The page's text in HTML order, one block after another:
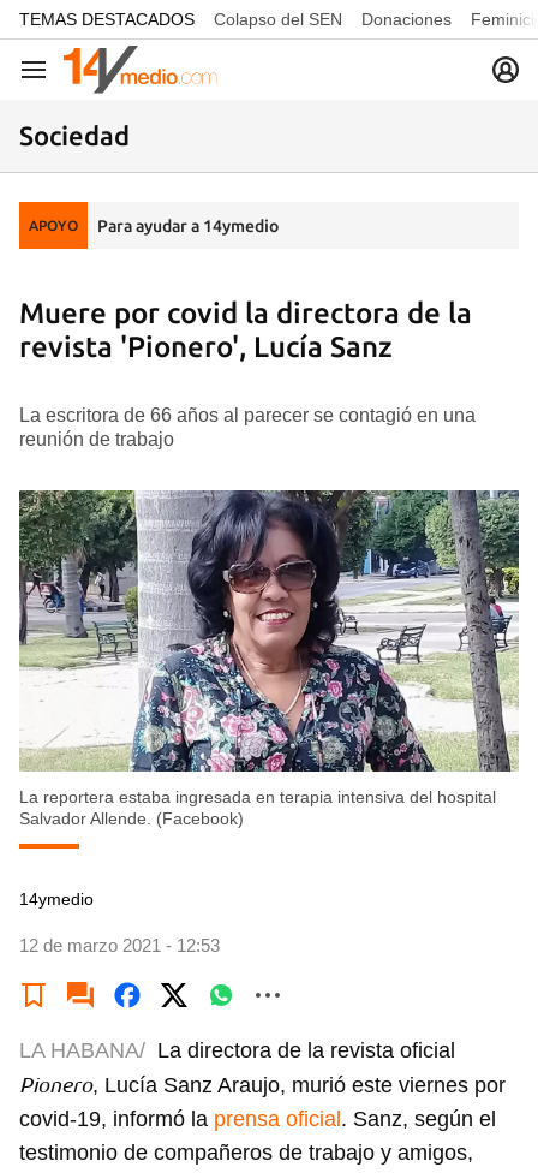
common.go-to-content
TEMAS DESTACADOS Colapso del SEN Donaciones
Navegación
Sociedad
APOYO Para ayudar a 14ymedio
Muere por covid la directora de la
revista 'Pionero', Lucía Sanz
La escritora de 66 años al parecer se contagió en una
reunión de trabajo
La reportera estaba ingresada en terapia intensiva del hospital
Salvador Allende. (Facebook)
14ymedio
12 de marzo 2021 - 12:53
LA HABANA/ La directora de la revista oficial
Pionero, Lucía Sanz Araujo, murió este viernes por
covid-19, informó la prensa oficial . Sanz, según el
testimonio de compañeros de trabajo y amigos,